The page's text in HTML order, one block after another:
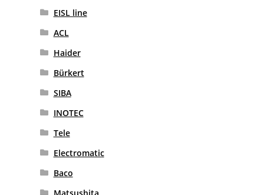
EISL line
ACL
Haider
Bürkert
SIBA
INOTEC
Tele
Electromatic
Baco